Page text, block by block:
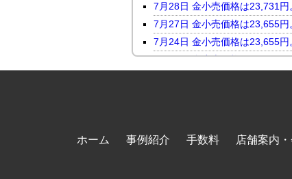
7月28日 金小売価格は23,731円
7月27日 金小売価格は23,655円
7月24日 金小売価格は23,655円
7月23日 金小売価格は24,046
7月21日 金小売価格は23,247
7月17日 金小売価格は23,118
7月15日 金小売価格は23,464円
7月14日 金小売価格は23,098
ホーム 事例紹介 手数料 店舗案内